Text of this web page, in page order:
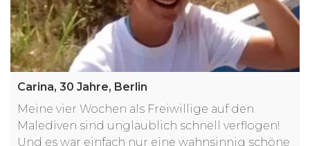
Carina, 30 Jahre, Berlin
Meine vier Wochen als Freiwillige auf den
Malediven sind unglaublich schnell verflogen!
Und es war einfach nur eine wahnsinnig schöne